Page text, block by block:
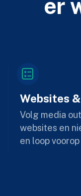
er
Websites
Volg media
websites en
en loop